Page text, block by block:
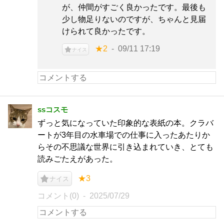
が、仲間がすごく良かったです。最後も
少し物足りないのですが、ちゃんと見届
けられて良かったです。
ナイス ★2 09/11 17:19
ssコスモ
ずっと気になっていた印象的な表紙の本。クラバ
ートが3年目の水車場での仕事に入ったあたりか
らその不思議な世界に引き込まれていき、とても
読みごたえがあった。
ナイス ★3
コメント(0) 2025/07/29